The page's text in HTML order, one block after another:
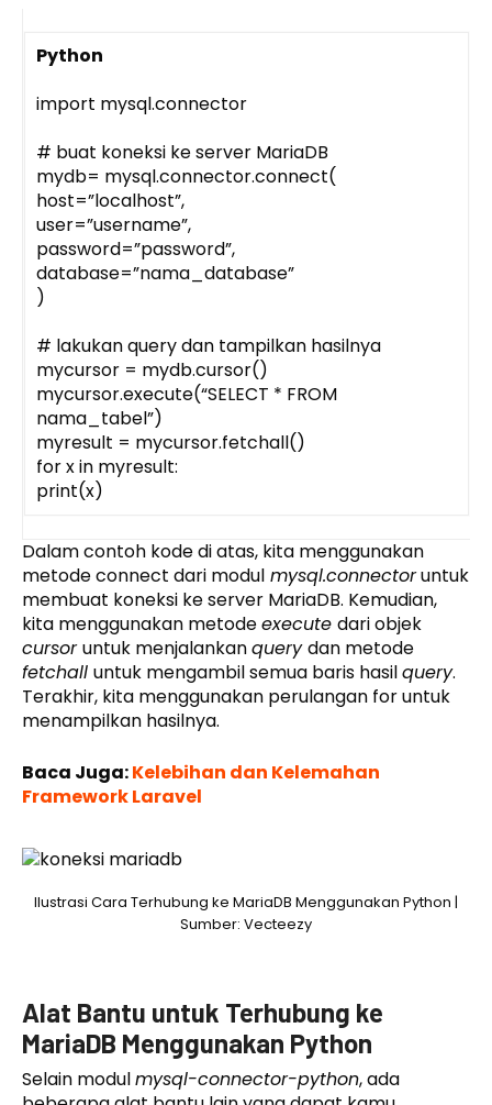
Python
import mysql.connector
# buat koneksi ke server MariaDB
mydb= mysql.connector.connect(
host=”localhost”,
user=”username”,
password=”password”,
database=”nama_database”
)
# lakukan query dan tampilkan hasilnya
mycursor = mydb.cursor()
mycursor.execute(“SELECT * FROM
nama_tabel”)
myresult = mycursor.fetchall()
for x in myresult:
print(x)
Dalam contoh kode di atas, kita menggunakan
metode connect dari modul mysql.connectoruntuk
membuat koneksi ke server MariaDB. Kemudian,
kita menggunakan metodeexecute dari objek
cursoruntuk menjalankanquerydan metode
fetchall untuk mengambil semua baris hasilquery.
Terakhir, kita menggunakan perulangan for untuk
menampilkan hasilnya.
Baca Juga:Kelebihan dan Kelemahan
Framework Laravel
Ilustrasi Cara Terhubung ke MariaDB Menggunakan Python |
Sumber: Vecteezy
Alat Bantu untuk Terhubung ke
MariaDB Menggunakan Python
Selain modulmysql-connector-python, ada